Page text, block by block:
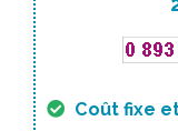
Coût fixe